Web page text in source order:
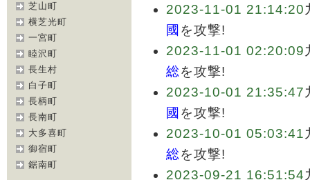
芝山町
横芝光町
一宮町
睦沢町
長生村
白子町
長柄町
長南町
大多喜町
御宿町
鋸南町
2023-11-01 21:14:20
國 を攻撃!
2023-11-01 02:20:09
総を攻撃!
2023-10-01 21:35:47
國 を攻撃!
2023-10-01 05:03:41
総を攻撃!
2023-09-21 16:51:54